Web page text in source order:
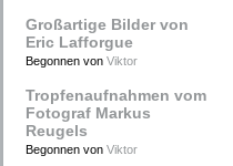
Großartige Bilder von
Eric Lafforgue
Begonnen von Viktor
Tropfenaufnahmen vom
Fotograf Markus
Reugels
Begonnen von Viktor